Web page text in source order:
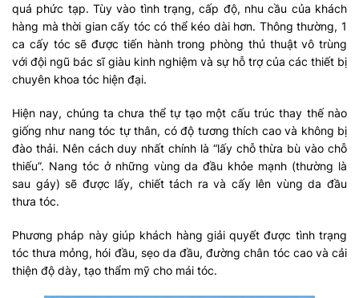
quá phức tạp. Tùy vào tình trạng, cấp độ, nhu cầu của khách
hàng mà thời gian cấy tóc có thể kéo dài hơn. Thông thường, 1
ca cấy tóc sẽ được tiến hành trong phòng thủ thuật vô trùng
với đội ngũ bác sĩ giàu kinh nghiệm và sự hỗ trợ của các thiết bị
chuyên khoa tóc hiện đại.
Hiện nay, chúng ta chưa thể tự tạo một cấu trúc thay thế nào
giống như nang tóc tự thân, có độ tương thích cao và không bị
đào thải. Nên cách duy nhất chính là “lấy chỗ thừa bù vào chỗ
thiếu”. Nang tóc ở những vùng da đầu khỏe mạnh (thường là
sau gáy) sẽ được lấy, chiết tách ra và cấy lên vùng da đầu
thưa tóc.
Phương pháp này giúp khách hàng giải quyết được tình trạng
tóc thưa mỏng, hói đầu, sẹo da đầu, đường chân tóc cao và cải
thiện độ dày, tạo thẩm mỹ cho mái tóc.